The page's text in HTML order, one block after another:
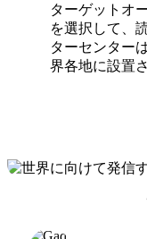
ターゲットオ
を選択して、
ターセンター
界各地に設置